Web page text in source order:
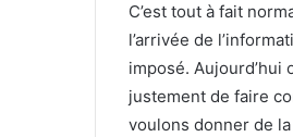
C’est tout à fait
l’arrivée de
imposé. Aujourd’hui
justement de faire
voulons donner de